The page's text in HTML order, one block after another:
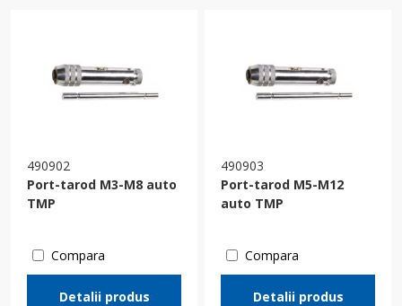
490902
Port-tarod M3-M8 auto
TMP
Compara
Detalii produs
490903
Port-tarod M5-M12
auto TMP
Compara
Detalii produs